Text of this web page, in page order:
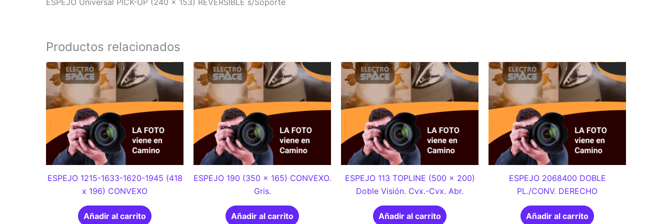
ESPEJO Universal PICK-UP (240 x 153) REVERSIBLE s/Soporte
Productos relacionados
ESPEJO 1215-1633-1620-1945 (418
x 196) CONVEXO
Añadir al carrito
ESPEJO 190 (350 x 165) CONVEXO.
Gris.
Añadir al carrito
ESPEJO 113 TOPLINE (500 x 200)
Doble Visión. Cvx.-Cvx. Abr.
Añadir al carrito
ESPEJO 2068400 DOBLE
PL./CONV. DERECHO
Añadir al carrito